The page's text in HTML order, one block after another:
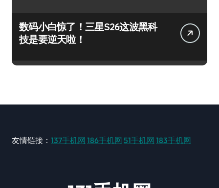
数码小白惊了！三星S26这波黑科
技是要逆天啦！
友情链接： 137手机网 186手机网 51手机网 183手机网